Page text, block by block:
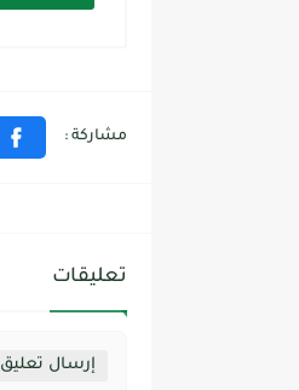
تعليقات
إرسال تعليق